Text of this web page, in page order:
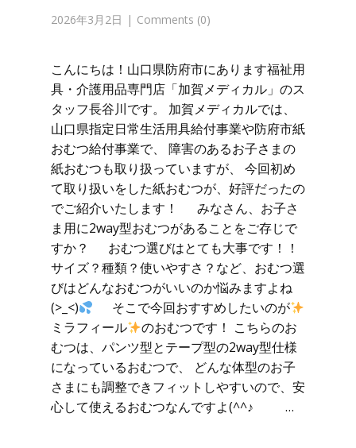
2026年3月2日 Comments (0)
こんにちは！山口県防府市にあります福祉用
具・介護用品専門店「加賀メディカル」のス
タッフ長谷川です。 加賀メディカルでは、
山口県指定日常生活用具給付事業や防府市紙
おむつ給付事業で、 障害のあるお子さまの
紙おむつも取り扱っていますが、 今回初め
て取り扱いをした紙おむつが、好評だったの
でご紹介いたします！ みなさん、お子さ
ま用に2way型おむつがあることをご存じで
すか？ おむつ選びはとても大事です！！
サイズ？種類？使いやすさ？など、おむつ選
びはどんなおむつがいいのか悩みますよね
(>_<)
そこで今回おすすめしたいのが
ミラフィール
のおむつです！ こちらのお
むつは、パンツ型とテープ型の2way型仕様
になっているおむつで、 どんな体型のお子
さまにも調整できフィットしやすいので、安
心して使えるおむつなんですよ(^^♪ …